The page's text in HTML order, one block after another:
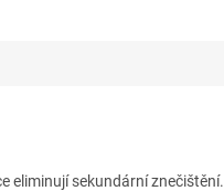
eliminují sekundární znečištění.